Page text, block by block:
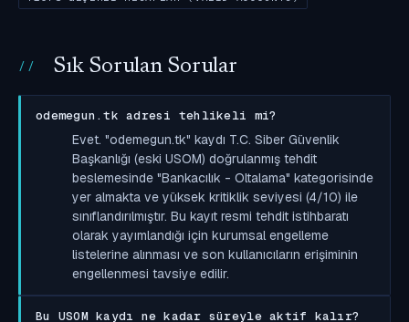
Sık Sorulan Sorular
odemegun.tk adresi tehlikeli mi?
Evet. "odemegun.tk" kaydı T.C. Siber Güvenlik
Başkanlığı (eski USOM) doğrulanmış tehdit
beslemesinde "Bankacılık - Oltalama" kategorisinde
yer almakta ve yüksek kritiklik seviyesi (4/10) ile
sınıflandırılmıştır. Bu kayıt resmi tehdit istihbaratı
olarak yayımlandığı için kurumsal engelleme
listelerine alınması ve son kullanıcıların erişiminin
engellenmesi tavsiye edilir.
Bu USOM kaydı ne kadar süreyle aktif kalır?